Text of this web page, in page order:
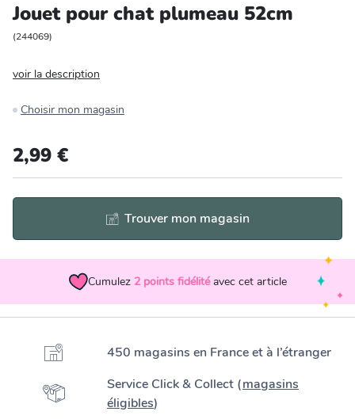
Animalerie
Bricolage et auto
Jardin et plein air
Jouet pour chat plumeau 52cm
(244069)
voir la description
Choisir mon magasin
2,99 €
Trouver mon magasin
Cumulez 2 points fidélité avec cet article
450 magasins en France et à l’étranger
Service Click & Collect (magasins
éligibles)